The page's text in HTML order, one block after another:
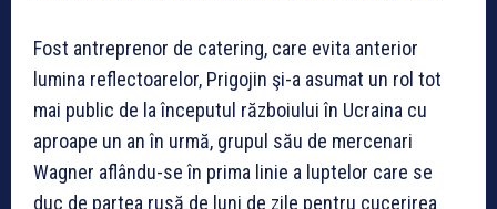
Fost antreprenor de catering, care evita anterior
lumina reflectoarelor, Prigojin şi-a asumat un rol tot
mai public de la începutul războiului în Ucraina cu
aproape un an în urmă, grupul său de mercenari
Wagner aflându-se în prima linie a luptelor care se
duc de partea rusă de luni de zile pentru cucerirea